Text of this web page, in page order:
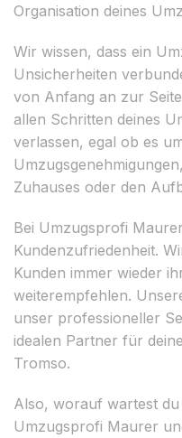
Organisation deines
Wir wissen, dass ein
Unsicherheiten
von Anfang an zur
allen Schritten deines
verlassen, egal ob es
Zuhauses oder den
Bei Umzugsprofi
Kundenzufriedenheit.
Kunden immer wieder
weiterempfehlen.
unser professioneller
idealen Partner für
Tromso.
Also, worauf wartest
Umzugsprofi Maurer